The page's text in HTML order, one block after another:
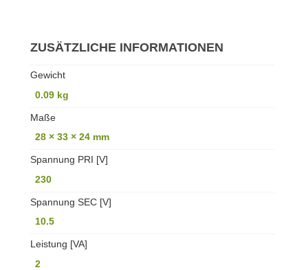
ZUSÄTZLICHE INFORMATIONEN
Gewicht
0.09 kg
Maße
28 × 33 × 24 mm
Spannung PRI [V]
230
Spannung SEC [V]
10.5
Leistung [VA]
2